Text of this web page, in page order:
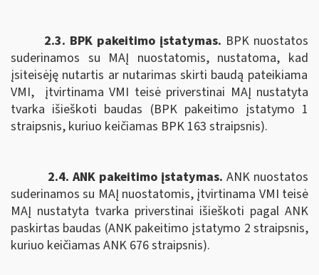
2.3. BPK pakeitimo įstatymas. BPK nuostatos
suderinamos su MAĮ nuostatomis, nustatoma, kad
įsiteisėję nutartis ar nutarimas skirti baudą pateikiama
VMI,
įtvirtinama VMI teisė priverstinai MAĮ nustatyta
tvarka išieškoti baudas (BPK pakeitimo įstatymo 1
straipsnis, kuriuo keičiamas BPK 163 straipsnis).
2.4. ANK pakeitimo įstatymas. ANK nuostatos
suderinamos su MAĮ nuostatomis, įtvirtinama VMI teisė
MAĮ nustatyta tvarka priverstinai išieškoti pagal ANK
paskirtas baudas (ANK pakeitimo įstatymo 2 straipsnis,
kuriuo keičiamas ANK 676 straipsnis).